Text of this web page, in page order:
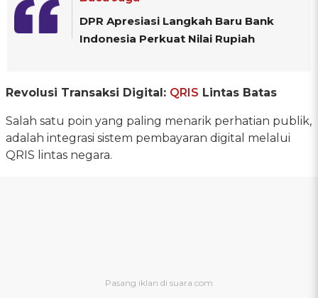
DPR Apresiasi Langkah Baru Bank
Indonesia Perkuat Nilai Rupiah
Revolusi Transaksi Digital: QRIS Lintas Batas
Salah satu poin yang paling menarik perhatian publik,
adalah integrasi sistem pembayaran digital melalui
QRIS lintas negara.